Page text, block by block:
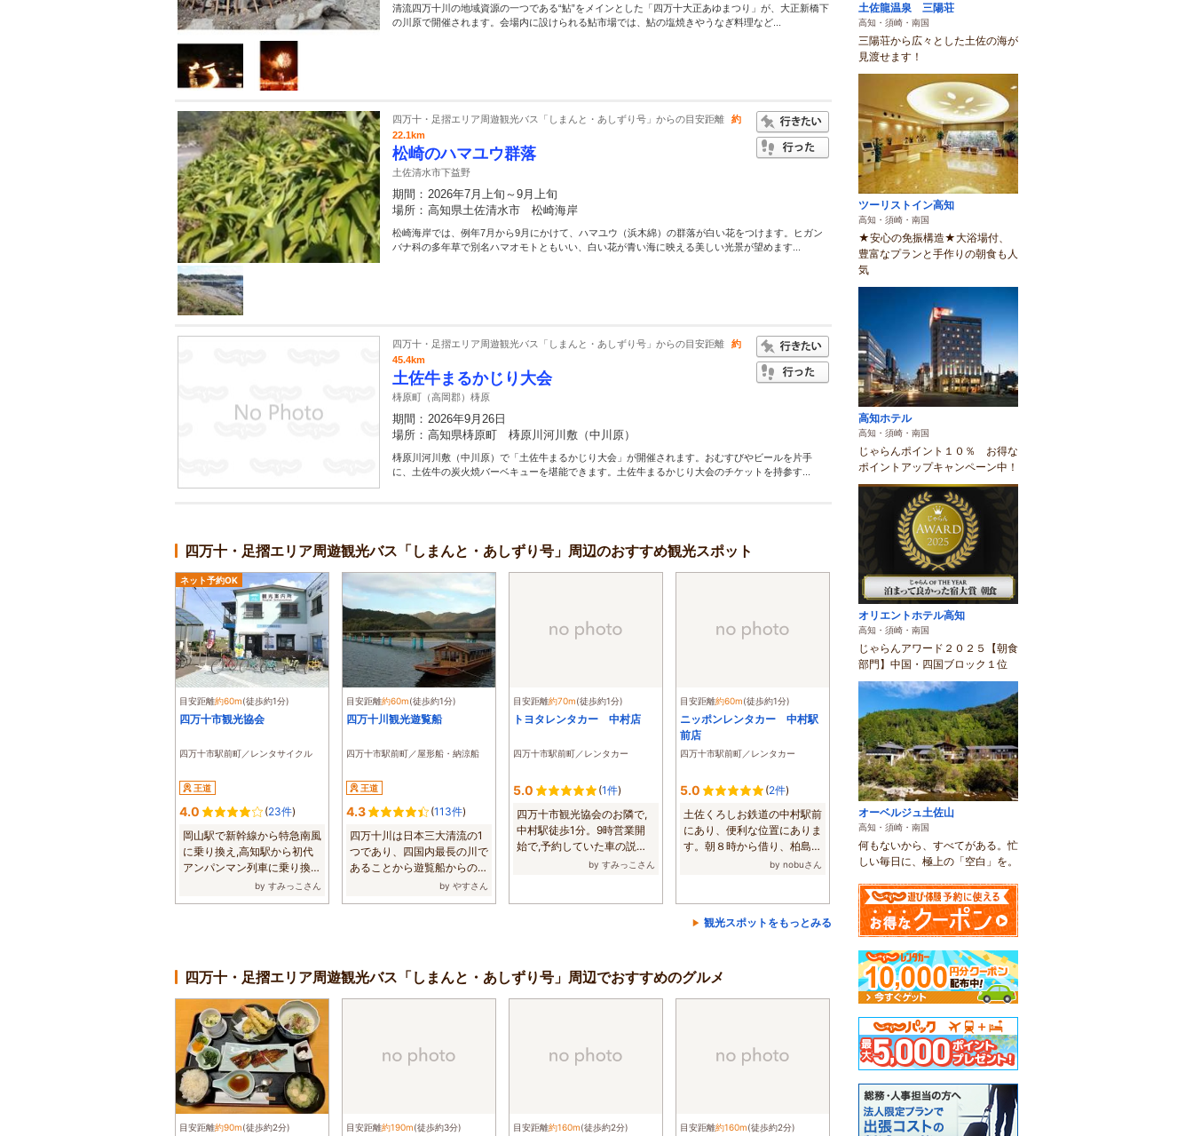
清流四万十川の地域資源の一つである“鮎”をメインとした「四万十大正あゆまつり」が、大正新橋下
の川原で開催されます。会場内に設けられる鮎市場では、鮎の塩焼きやうなぎ料理など...
四万十・足摺エリア周遊観光バス「しまんと・あしずり号」からの目安距離
約
22.1km
松崎のハマユウ群落
土佐清水市下益野
期間： 2026年7月上旬～9月上旬
場所： 高知県土佐清水市 松崎海岸
松崎海岸では、例年7月から9月にかけて、ハマユウ（浜木綿）の群落が白い花をつけます。ヒガン
バナ科の多年草で別名ハマオモトともいい、白い花が青い海に映える美しい光景が望めます...
四万十・足摺エリア周遊観光バス「しまんと・あしずり号」からの目安距離
約
45.4km
土佐牛まるかじり大会
梼原町（高岡郡）梼原
期間： 2026年9月26日
場所： 高知県梼原町 梼原川河川敷（中川原）
梼原川河川敷（中川原）で「土佐牛まるかじり大会」が開催されます。おむすびやビールを片手
に、土佐牛の炭火焼バーベキューを堪能できます。土佐牛まるかじり大会のチケットを持参す...
四万十・足摺エリア周遊観光バス「しまんと・あしずり号」周辺のおすすめ観光スポット
ネット予約OK
目安距離約60m(徒歩約1分)
四万十市観光協会
四万十市駅前町／レンタサイクル
王道
4.0 (23件)
岡山駅で新幹線から特急南風
に乗り換え,高知駅から初代
アンパンマン列車に乗り換え
by すみっこさん
目安距離約60m(徒歩約1分)
四万十川観光遊覧船
四万十市駅前町／屋形船・納涼船
王道
4.3 (113件)
四万十川は日本三大清流の1
つであり、四国内最長の川で
あることから遊覧船からの景
by やすさん
目安距離約70m(徒歩約1分)
トヨタレンタカー 中村店
四万十市駅前町／レンタカー
5.0 (1件)
四万十市観光協会のお隣で,
中村駅徒歩1分。9時営業開
始で,予約していた車の説明
を受け手続きを済...by すみっこさん
目安距離約60m(徒歩約1分)
ニッポンレンタカー 中村駅
前店
四万十市駅前町／レンタカー
5.0 (2件)
土佐くろしお鉄道の中村駅前
にあり、便利な位置にありま
す。朝８時から借り、柏島や
by nobuさん
観光スポットをもっとみる
四万十・足摺エリア周遊観光バス「しまんと・あしずり号」周辺でおすすめのグルメ
目安距離約90m(徒歩約2分) 目安距離約190m(徒歩約3分) 目安距離約160m(徒歩約2分) 目安距離約160m(徒歩約2分)
土佐龍温泉 三陽荘
高知・須崎・南国
三陽荘から広々とした土佐の海が
見渡せます！
ツーリストイン高知
高知・須崎・南国
★安心の免振構造★大浴場付、
豊富なプランと手作りの朝食も人
気
高知ホテル
高知・須崎・南国
じゃらんポイント１０％ お得な
ポイントアップキャンペーン中！
オリエントホテル高知
高知・須崎・南国
じゃらんアワード２０２５【朝食
部門】中国・四国ブロック１位
オーベルジュ土佐山
高知・須崎・南国
何もないから、すべてがある。忙
しい毎日に、極上の「空白」を。